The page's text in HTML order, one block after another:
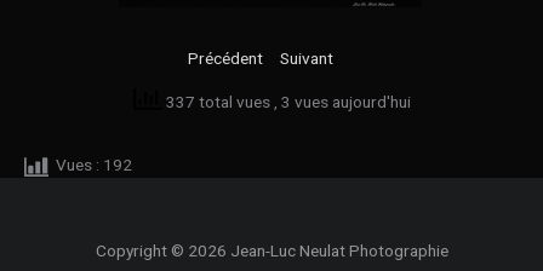
Précédent Suivant
337 total vues , 3 vues aujourd'hui
Vues : 192
Copyright © 2026 Jean-Luc Neulat Photographie